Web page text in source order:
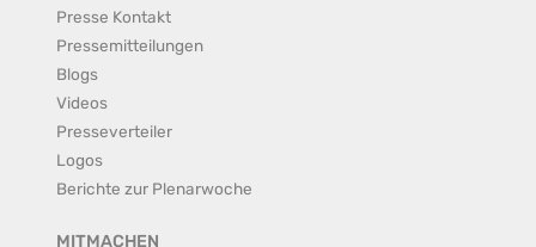
Presse Kontakt
Pressemitteilungen
Blogs
Videos
Presseverteiler
Logos
Berichte zur Plenarwoche
MITMACHEN